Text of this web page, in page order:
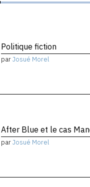
Politique fiction
parJosué Morel
After Blue et le cas
parJosué Morel